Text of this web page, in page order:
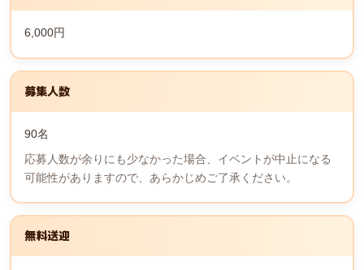
6,000円
募集人数
90名
応募人数が余りにも少なかった場合、イベントが中止になる
可能性がありますので、あらかじめご了承ください。
無料送迎